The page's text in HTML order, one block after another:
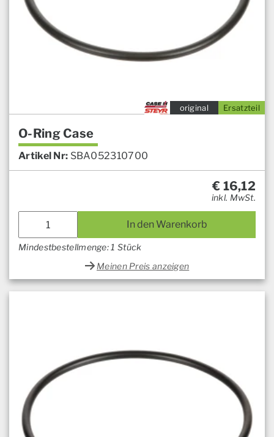
Ersatzteil
original
O-Ring Case
Artikel Nr: SBA052310700
€ 16,12
inkl. MwSt.
In den Warenkorb
Mindestbestellmenge: 1 Stück
Meinen Preis anzeigen